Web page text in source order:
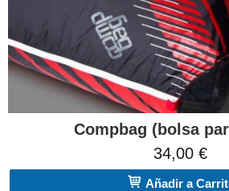
Compbag (bolsa
34,00 €
Añadir a